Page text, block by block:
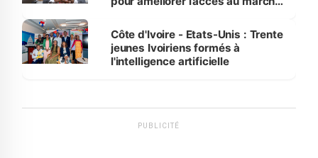
Côte d'Ivoire - Etats-Unis : Trente
jeunes Ivoiriens formés à
l'intelligence artificielle
PUBLICITÉ